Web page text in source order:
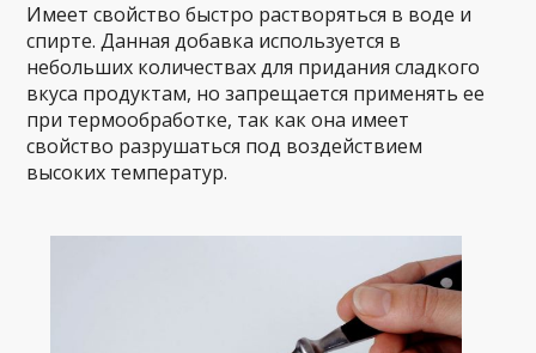
Имеет свойство быстро растворяться в воде и
спирте. Данная добавка используется в
небольших количествах для придания сладкого
вкуса продуктам, но запрещается применять ее
при термообработке, так как она имеет
свойство разрушаться под воздействием
высоких температур.